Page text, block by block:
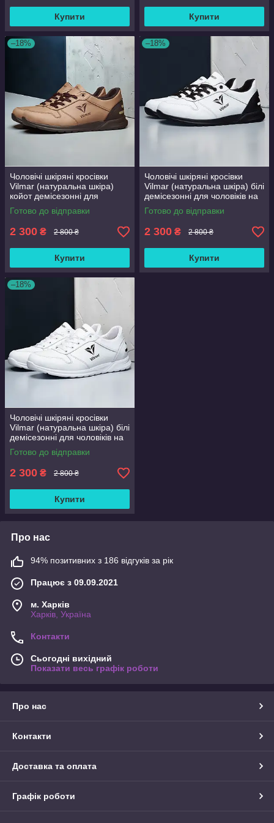
Купити Купити
–18%
Чоловічі шкіряні кросівки
Vilmar (натуральна шкіра)
койот демісезонні для
чоловіків на весну осінь,
розмір 39 40 41 42 43 44 45
Готово до відправки
2 300 ₴ 2 800 ₴
Купити
–18%
Чоловічі шкіряні кросівки
Vilmar (натуральна шкіра) білі
демісезонні для чоловіків на
весну осінь, розмір 39 40 41
42 43 44 45 46
Готово до відправки
2 300 ₴ 2 800 ₴
Купити
–18%
Чоловічі шкіряні кросівки
Vilmar (натуральна шкіра) білі
демісезонні для чоловіків на
весну осінь, розмір 39 40 41
42 43 44 45 46
Готово до відправки
2 300 ₴ 2 800 ₴
Купити
Про нас
94% позитивних з 186 відгуків за рік
Працює з 09.09.2021
м. Харків
Харків, Україна
Контакти
Сьогодні вихідний
Показати весь графік роботи
Про нас
Контакти
Доставка та оплата
Графік роботи